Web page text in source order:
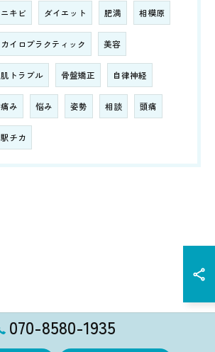
ニキビ ダイエット 肥満 相模原
カイロプラクティック 美容
肌トラブル 骨盤矯正 自律神経
痛み 悩み 姿勢 相談 頭痛
駅チカ
070-8580-1935